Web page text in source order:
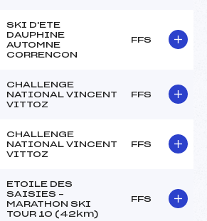
SKI D'ETE
DAUPHINE
AUTOMNE
CORRENCON
FFS
CHALLENGE
NATIONAL VINCENT
VITTOZ
FFS
CHALLENGE
NATIONAL VINCENT
VITTOZ
FFS
ETOILE DES
SAISIES –
MARATHON SKI
TOUR 10 (42km)
FFS